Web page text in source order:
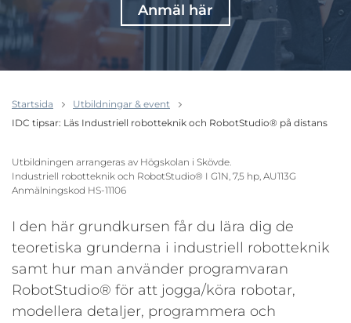
Anmäl här
Startsida
Utbildningar & event
IDC tipsar: Läs Industriell robotteknik och RobotStudio® på distans
Utbildningen arrangeras av Högskolan i Skövde.
Industriell robotteknik och RobotStudio® I G1N, 7,5 hp, AU113G
Anmälningskod HS-11106
I den här grundkursen får du lära dig de
teoretiska grunderna i industriell robotteknik
samt hur man använder programvaran
RobotStudio® för att jogga/köra robotar,
modellera detaljer, programmera och